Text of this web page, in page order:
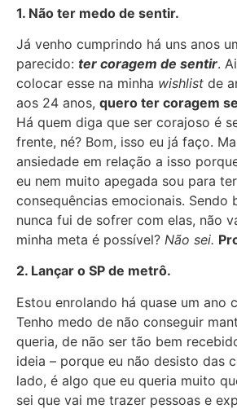
1. Não ter medo de sentir.
Já venho cumprindo há uns anos
parecido: ter coragem de sentir.
colocar esse na minha wishlist de
aos 24 anos, quero ter coragem
Há quem diga que ser corajoso é
frente, né? Bom, isso eu já faço.
ansiedade em relação a isso
eu nem muito apegada sou para
consequências emocionais. Sendo
nunca fui de sofrer com elas, não
minha meta é possível? Não sei.
2. Lançar o SP de metrô.
Estou enrolando há quase um ano
Tenho medo de não conseguir
queria, de não ser tão bem
ideia – porque eu não desisto das
lado, é algo que eu queria muito
sei que vai me trazer pessoas e